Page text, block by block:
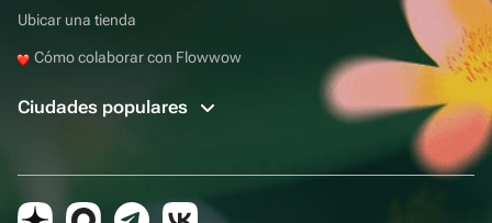
Ubicar una tienda
Cómo colaborar con Flowwow
Ciudades populares